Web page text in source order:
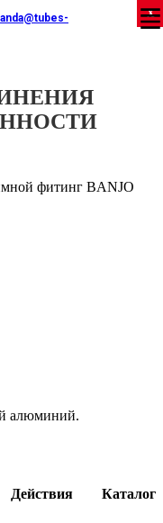
фитинг BANJO
алюминий.
Действия Каталог
X
X
X
X
X
X
X
X
X
X
X
X
X
X
X
X
X
X
X